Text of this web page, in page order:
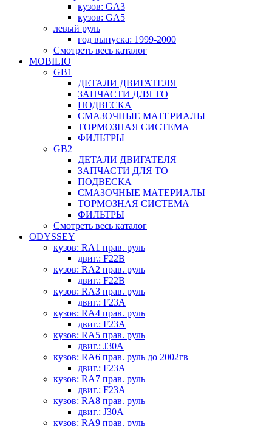
кузов: GA3
кузов: GA5
левый руль
год выпуска: 1999-2000
Смотреть весь каталог
MOBILIO
GB1
ДЕТАЛИ ДВИГАТЕЛЯ
ЗАПЧАСТИ ДЛЯ ТО
ПОДВЕСКА
СМАЗОЧНЫЕ МАТЕРИАЛЫ
ТОРМОЗНАЯ СИСТЕМА
ФИЛЬТРЫ
GB2
ДЕТАЛИ ДВИГАТЕЛЯ
ЗАПЧАСТИ ДЛЯ ТО
ПОДВЕСКА
СМАЗОЧНЫЕ МАТЕРИАЛЫ
ТОРМОЗНАЯ СИСТЕМА
ФИЛЬТРЫ
Смотреть весь каталог
ODYSSEY
кузов: RA1 прав. руль
двиг.: F22B
кузов: RA2 прав. руль
двиг.: F22B
кузов: RA3 прав. руль
двиг.: F23A
кузов: RA4 прав. руль
двиг.: F23A
кузов: RA5 прав. руль
двиг.: J30A
кузов: RA6 прав. руль до 2002гв
двиг.: F23A
кузов: RA7 прав. руль
двиг.: F23A
кузов: RA8 прав. руль
двиг.: J30A
кузов: RA9 прав. руль